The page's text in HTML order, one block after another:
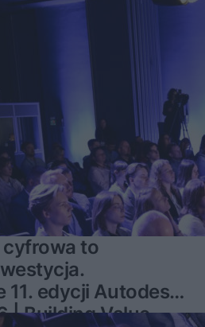
to
11. edycji Autodesk
| Building Value